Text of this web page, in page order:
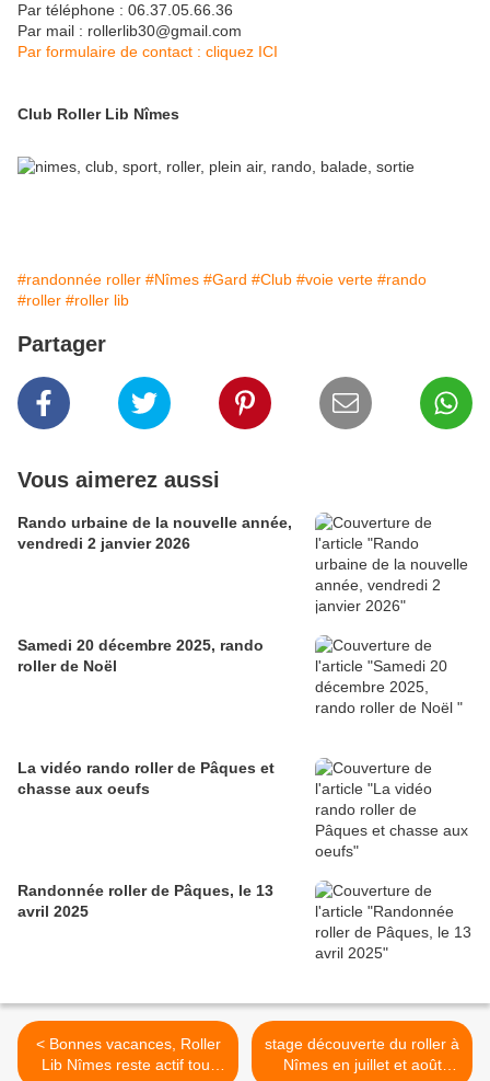
Par téléphone : 06.37.05.66.36
Par mail : rollerlib30@gmail.com
Par formulaire de contact : cliquez ICI
Club Roller Lib Nîmes
#randonnée roller #Nîmes #Gard #Club #voie verte #rando
#roller #roller lib
Partager
Vous aimerez aussi
Rando urbaine de la nouvelle année,
vendredi 2 janvier 2026
Samedi 20 décembre 2025, rando
roller de Noël
La vidéo rando roller de Pâques et
chasse aux oeufs
Randonnée roller de Pâques, le 13
avril 2025
< Bonnes vacances, Roller
Lib Nîmes reste actif tout
stage découverte du roller à
Nîmes en juillet et août